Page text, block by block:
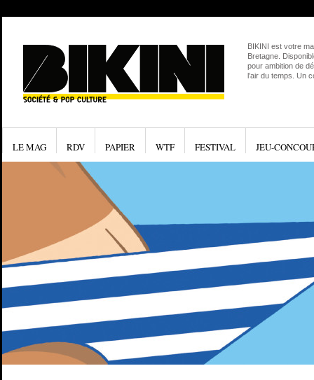
BIKINI est votre
Bretagne.
pour ambition de
l’air du temps. Un
LE MAG RDV PAPIER WTF FESTIVAL JEU-